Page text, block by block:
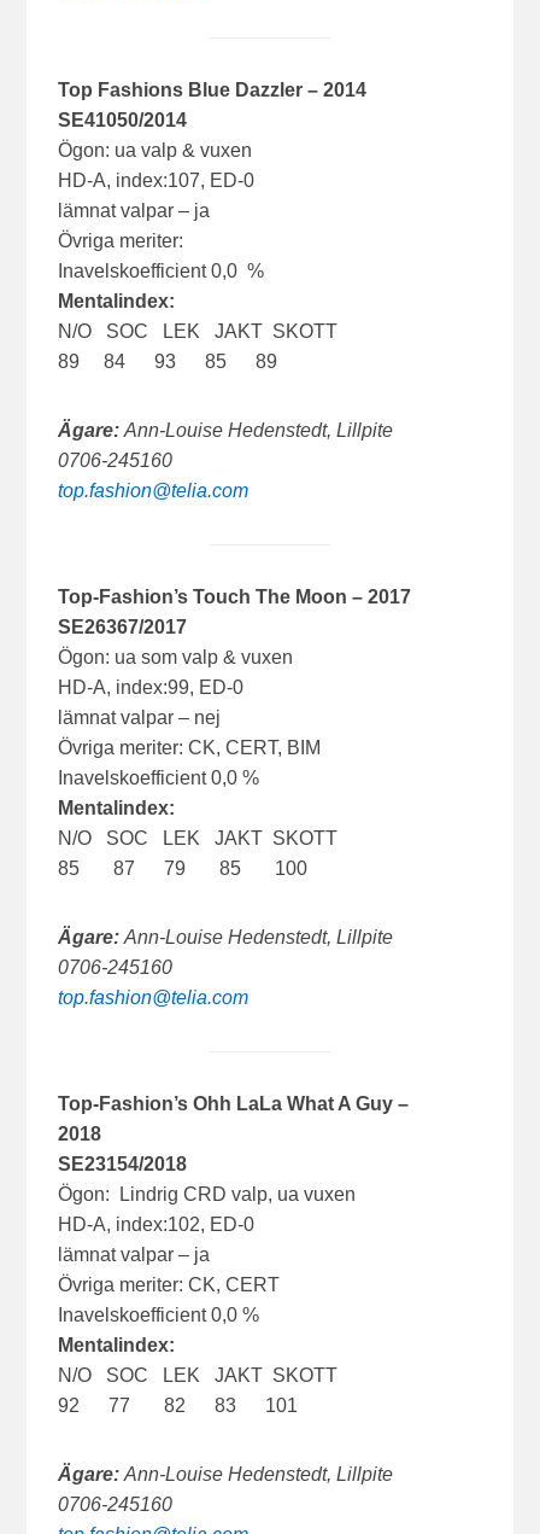
Top Fashions Blue Dazzler – 2014
SE41050/2014
Ögon: ua valp & vuxen
HD-A, index:107, ED-0
lämnat valpar – ja
Övriga meriter:
Inavelskoefficient 0,0 %
Mentalindex:
N/O SOC LEK JAKT SKOTT
89 84 93 85 89
Ägare: Ann-Louise Hedenstedt, Lillpite
0706-245160
top.fashion@telia.com
Top-Fashion’s Touch The Moon – 2017
SE26367/2017
Ögon: ua som valp & vuxen
HD-A, index:99, ED-0
lämnat valpar – nej
Övriga meriter: CK, CERT, BIM
Inavelskoefficient 0,0 %
Mentalindex:
N/O SOC LEK JAKT SKOTT
85 87 79 85 100
Ägare: Ann-Louise Hedenstedt, Lillpite
0706-245160
top.fashion@telia.com
Top-Fashion’s Ohh LaLa What A Guy –
2018
SE23154/2018
Ögon: Lindrig CRD valp, ua vuxen
HD-A, index:102, ED-0
lämnat valpar – ja
Övriga meriter: CK, CERT
Inavelskoefficient 0,0 %
Mentalindex:
N/O SOC LEK JAKT SKOTT
92 77 82 83 101
Ägare: Ann-Louise Hedenstedt, Lillpite
0706-245160